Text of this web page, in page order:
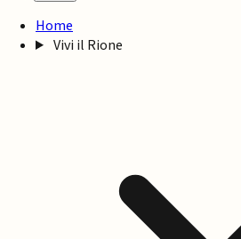
Home
Vivi il Rione